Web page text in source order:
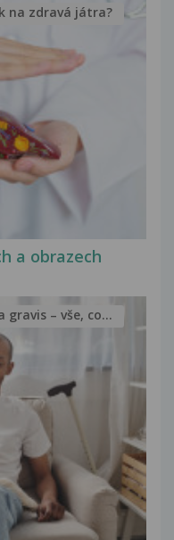
a obrazech
na zdravá játra?
gravis – vše, co...